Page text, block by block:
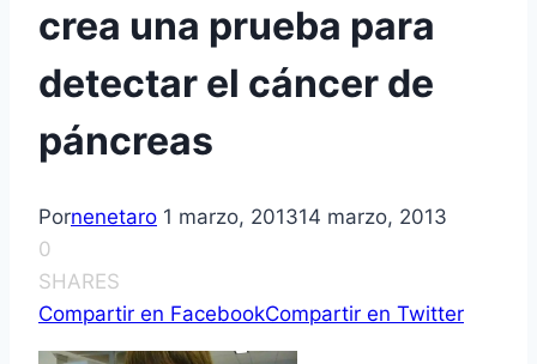
crea una prueba para
detectar el cáncer de
páncreas
Pornenetaro 1 marzo, 201314 marzo, 2013
0
SHARES
Compartir en FacebookCompartir en Twitter